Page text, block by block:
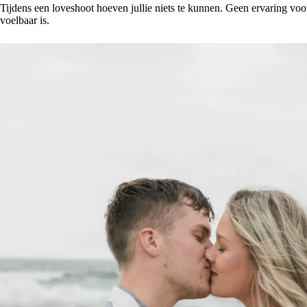
Tijdens een loveshoot hoeven jullie niets te kunnen. Geen ervaring
voelbaar is.